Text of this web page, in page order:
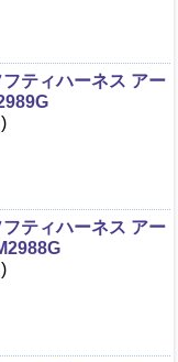
ティハーネス アー
ティハーネス アー